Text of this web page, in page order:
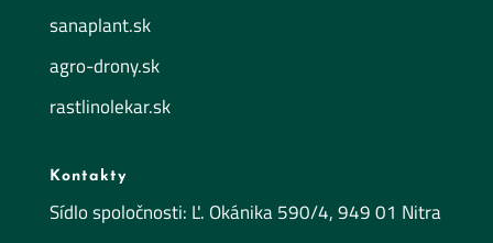
sanaplant.sk
agro-drony.sk
rastlinolekar.sk
Kontakty
Sídlo spoločnosti: Ľ. Okánika 590/4, 949 01 Nitra